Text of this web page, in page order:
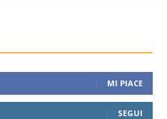
MI PIACE
SEGUI